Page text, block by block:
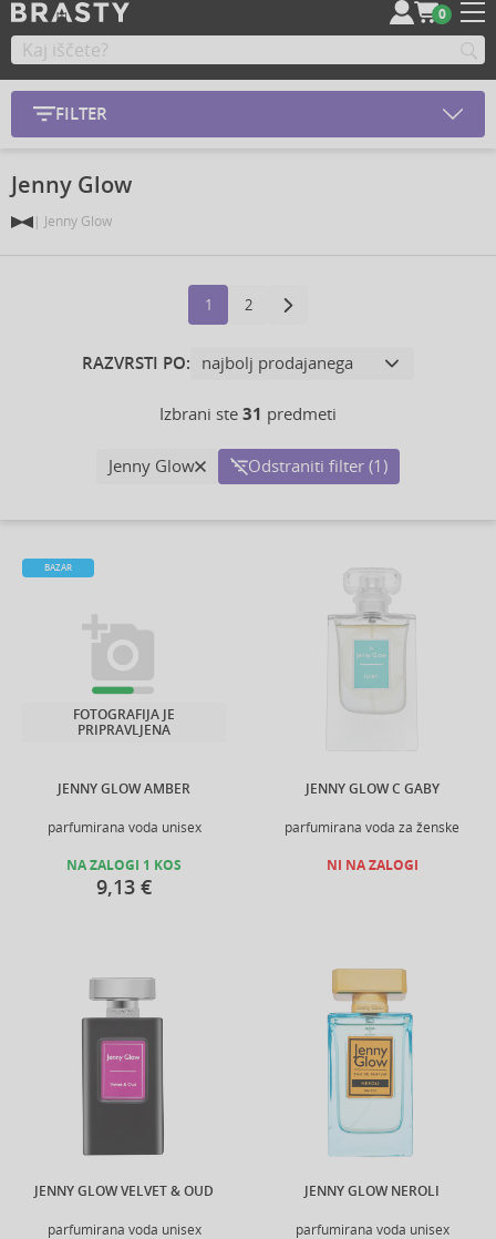
0
FILTER
Jenny Glow
Jenny Glow
1 2
RAZVRSTI PO:
Izbrani ste 31 predmeti
Jenny Glow Odstraniti filter (1)
JENNY GLOW AMBER
parfumirana voda unisex
BAZAR
FOTOGRAFIJA JE
PRIPRAVLJENA
NA ZALOGI 1 KOS
9,13 €
JENNY GLOW C GABY
parfumirana voda za ženske
NI NA ZALOGI
JENNY GLOW VELVET & OUD
parfumirana voda unisex
JENNY GLOW NEROLI
parfumirana voda unisex